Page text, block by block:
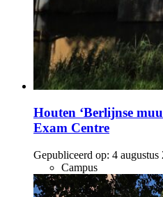
Houten ‘Berlijnse
Exam Centre
Gepubliceerd op: 4 augustus
Campus